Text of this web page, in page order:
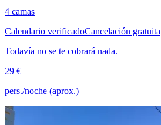
4 camas
Calendario verificadoCancelación gratuita
Todavía no se te cobrará nada.
29 €
pers./noche (aprox.)